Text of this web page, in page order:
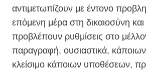
αντιμετωπίζουν με έντονο
επόμενη μέρα στη δικαιοσύνη
προβλέπουν ρυθμίσεις στο
παραγραφή, ουσιαστικά,
κλείσιμο κάποιων υποθέσεων,